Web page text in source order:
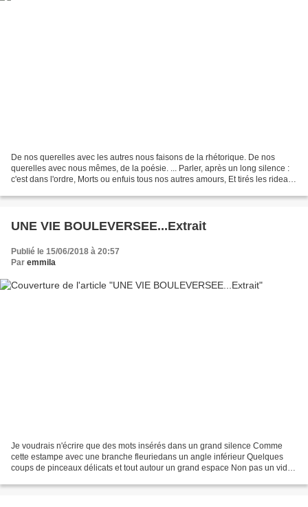
De nos querelles avec les autres nous faisons de la rhétorique. De nos
querelles avec nous mêmes, de la poésie. ... Parler, après un long silence :
c'est dans l'ordre, Morts ou enfuis tous nos autres amours, Et tirés les rideaux
UNE VIE BOULEVERSEE...Extrait
Publié le 15/06/2018 à 20:57
Par emmila
Je voudrais n'écrire que des mots insérés dans un grand silence Comme
cette estampe avec une branche fleuriedans un angle inférieur Quelques
coups de pinceaux délicats et tout autour un grand espace Non pas un vide